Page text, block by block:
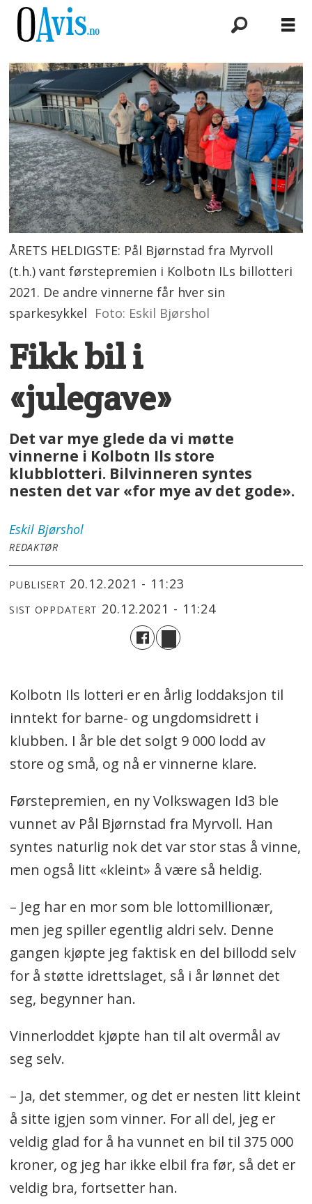
ÅRETS HELDIGSTE: Pål Bjørnstad fra Myrvoll
(t.h.) vant førstepremien i Kolbotn ILs billotteri
2021. De andre vinnerne får hver sin
sparkesykkel Foto: Eskil Bjørshol
Fikk bil i
«julegave»
Det var mye glede da vi møtte
vinnerne i Kolbotn Ils store
klubblotteri. Bilvinneren syntes
nesten det var «for mye av det gode».
Eskil Bjørshol
REDAKTØR
PUBLISERT 20.12.2021 - 11:23
SIST OPPDATERT 20.12.2021 - 11:24
Kolbotn Ils lotteri er en årlig loddaksjon til
inntekt for barne- og ungdomsidrett i
klubben. I år ble det solgt 9 000 lodd av
store og små, og nå er vinnerne klare.
Førstepremien, en ny Volkswagen Id3 ble
vunnet av Pål Bjørnstad fra Myrvoll. Han
syntes naturlig nok det var stor stas å vinne,
men også litt «kleint» å være så heldig.
– Jeg har en mor som ble lottomillionær,
men jeg spiller egentlig aldri selv. Denne
gangen kjøpte jeg faktisk en del billodd selv
for å støtte idrettslaget, så i år lønnet det
seg, begynner han.
Vinnerloddet kjøpte han til alt overmål av
seg selv.
– Ja, det stemmer, og det er nesten litt kleint
å sitte igjen som vinner. For all del, jeg er
veldig glad for å ha vunnet en bil til 375 000
kroner, og jeg har ikke elbil fra før, så det er
veldig bra, fortsetter han.